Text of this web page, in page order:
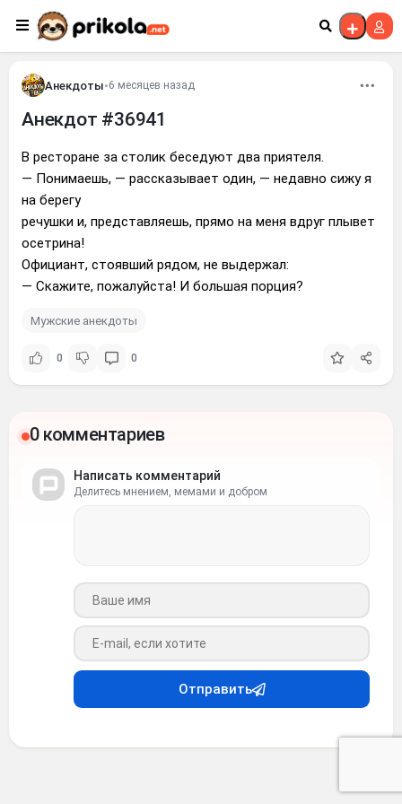
Перейти к контенту
Анекдоты•6 месяцев назад
Анекдот #36941
В ресторане за столик беседуют два приятеля.
— Понимаешь, — рассказывает один, — недавно сижу я
на берегу
речушки и, представляешь, прямо на меня вдруг плывет
осетрина!
Официант, стоявший рядом, не выдержал:
— Скажите, пожалуйста! И большая порция?
Мужские анекдоты
0 0
0 комментариев
Написать комментарий
Делитесь мнением, мемами и добром
Ваше имя
Ваш e-mail
Отправить